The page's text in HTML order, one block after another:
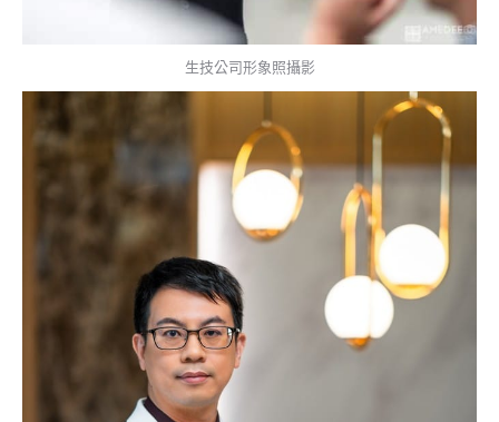
生技公司形象照攝影